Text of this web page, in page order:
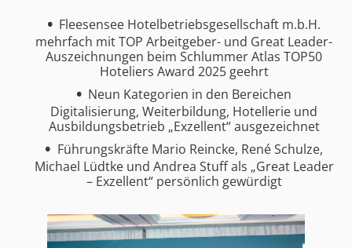
Fleesensee Hotelbetriebsgesellschaft m.b.H.
mehrfach mit TOP Arbeitgeber- und Great Leader-
Auszeichnungen beim Schlummer Atlas TOP50
Hoteliers Award 2025 geehrt
Neun Kategorien in den Bereichen
Digitalisierung, Weiterbildung, Hotellerie und
Ausbildungsbetrieb „Exzellent“ ausgezeichnet
Führungskräfte Mario Reincke, René Schulze,
Michael Lüdtke und Andrea Stuff als „Great Leader
– Exzellent“ persönlich gewürdigt